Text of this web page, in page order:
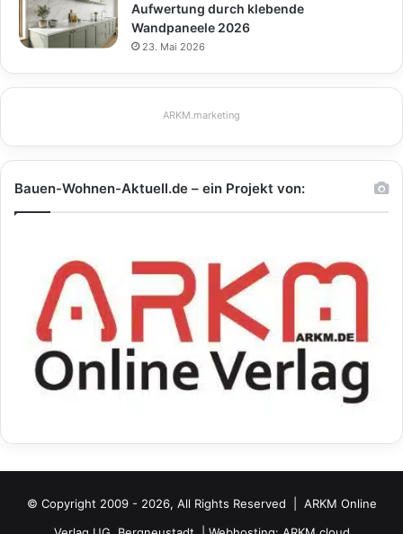
Aufwertung durch klebende
Wandpaneele 2026
23. Mai 2026
ARKM.marketing
Bauen-Wohnen-Aktuell.de – ein Projekt von:
© Copyright 2009 - 2026, All Rights Reserved | ARKM Online